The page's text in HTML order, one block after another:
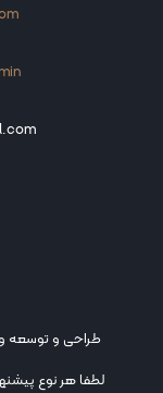
طراحی و توسعه
لطفا هر نوع